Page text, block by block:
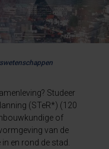
Studeer
(STeR*) (120
of
van de
en rond de stad.